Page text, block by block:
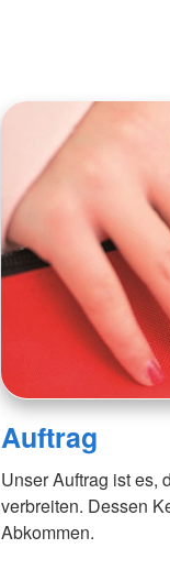
Auftrag
Unser Auftrag ist es,
verbreiten. Dessen
Abkommen.